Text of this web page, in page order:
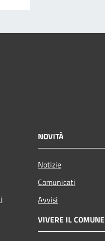
NOVITÀ
Notizie
Comunicati
Avvisi
VIVERE IL COMUNE